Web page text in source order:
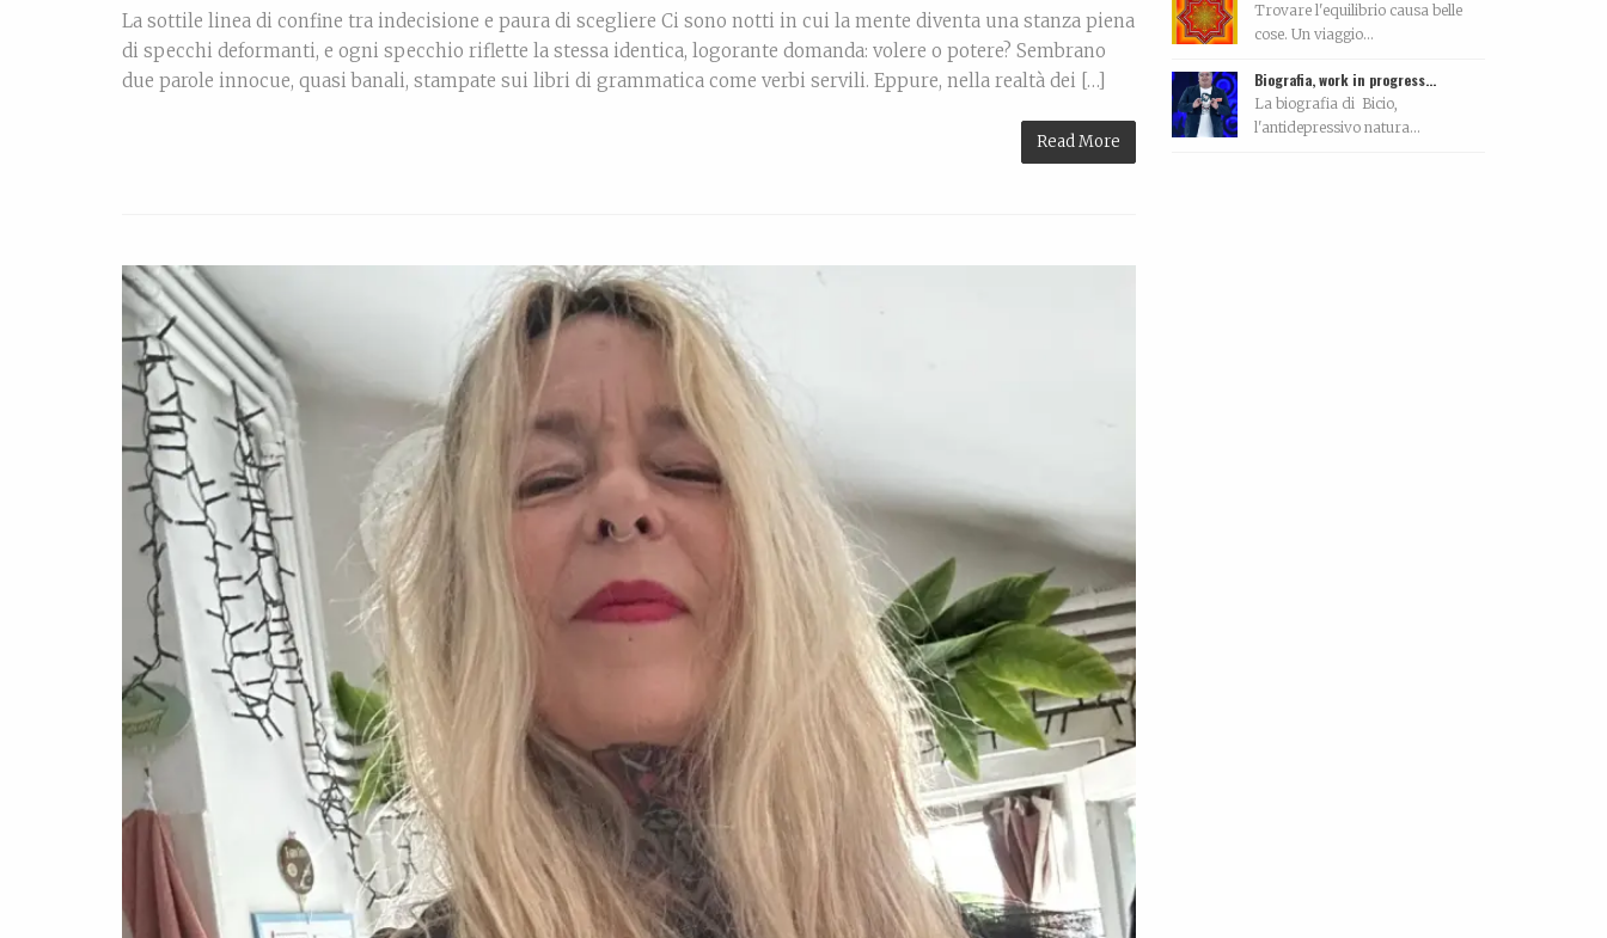
La sottile linea di confine tra indecisione e paura di scegliere Ci sono notti in cui la mente diventa una stanza piena
di specchi deformanti, e ogni specchio riflette la stessa identica, logorante domanda: volere o potere? Sembrano
due parole innocue, quasi banali, stampate sui libri di grammatica come verbi servili. Eppure, nella realtà dei […]
Read More
Trovare l'equilibrio causa belle
cose. Un viaggio...
Biografia, work in progress…
La biografia di Bicio,
l'antidepressivo natura...